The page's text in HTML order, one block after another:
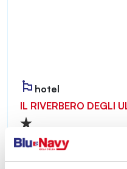
hotel
IL RIVERBERO DEGLI
Riverbero degli Ulivi è
ideale per chi desidera
all’insegna del relax a